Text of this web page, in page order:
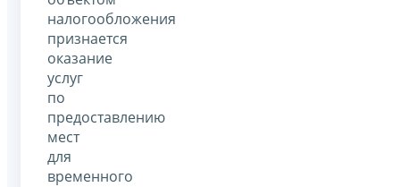
налогообложения
признается
оказание
услуг
по
предоставлению
мест
для
временного